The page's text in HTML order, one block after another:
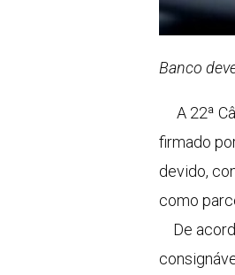
Banco
A 22ª
firmado
devido,
como
De